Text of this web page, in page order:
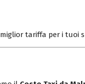
tariffa per i tuoi